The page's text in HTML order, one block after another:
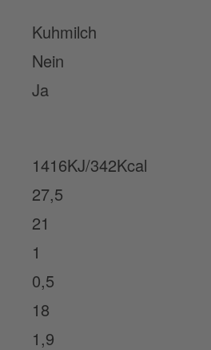
Kuhmilch
Nein
Ja
1416KJ/342Kcal
27,5
21
1
0,5
18
1,9